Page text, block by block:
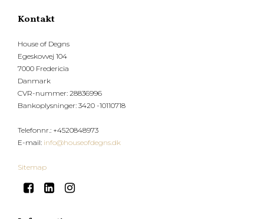
Kontakt
House of Degns
Egeskovvej 104
7000 Fredericia
Danmark
CVR-nummer: 28836996
Bankoplysninger: 3420 -10110718
Telefonnr. : +4520848973
E-mail: info@houseofdegns.dk
Sitemap